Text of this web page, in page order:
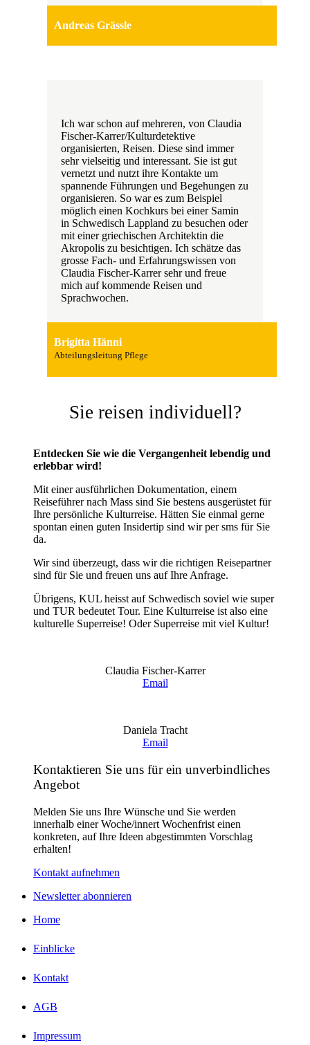
Andreas Grässle
Ich war schon auf mehreren, von Claudia
Fischer-Karrer/Kulturdetektive
organisierten, Reisen. Diese sind immer
sehr vielseitig und interessant. Sie ist gut
vernetzt und nutzt ihre Kontakte um
spannende Führungen und Begehungen zu
organisieren. So war es zum Beispiel
möglich einen Kochkurs bei einer Samin
in Schwedisch Lappland zu besuchen oder
mit einer griechischen Architektin die
Akropolis zu besichtigen. Ich schätze das
grosse Fach- und Erfahrungswissen von
Claudia Fischer-Karrer sehr und freue
mich auf kommende Reisen und
Sprachwochen.
Brigitta Hänni
Abteilungsleitung Pflege
Sie reisen individuell?
Entdecken Sie wie die Vergangenheit lebendig und
erlebbar wird!
Mit einer ausführlichen Dokumentation, einem
Reiseführer nach Mass sind Sie bestens ausgerüstet für
Ihre persönliche Kulturreise. Hätten Sie einmal gerne
spontan einen guten Insidertip sind wir per sms für Sie
da.
Wir sind überzeugt, dass wir die richtigen Reisepartner
sind für Sie und freuen uns auf Ihre Anfrage.
Übrigens, KUL heisst auf Schwedisch soviel wie super
und TUR bedeutet Tour. Eine Kulturreise ist also eine
kulturelle Superreise! Oder Superreise mit viel Kultur!
Claudia Fischer-Karrer
Email
Daniela Tracht
Email
Kontaktieren Sie uns für ein unverbindliches
Angebot
Melden Sie uns Ihre Wünsche und Sie werden
innerhalb einer Woche/innert Wochenfrist einen
konkreten, auf Ihre Ideen abgestimmten Vorschlag
erhalten!
Kontakt aufnehmen
Newsletter abonnieren
Home
Einblicke
Kontakt
AGB
Impressum